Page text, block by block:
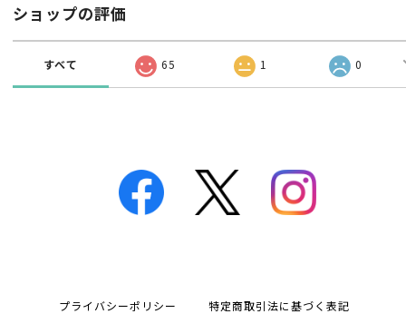
ショップの評価
すべて 65 1 0
プライバシーポリシー 特定商取引法に基づく表記